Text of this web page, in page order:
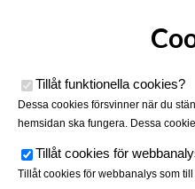
Tillåt funktionella cookies?
Dessa cookies försvinner när du
hemsidan ska fungera. Dessa
Tillåt cookies för
Tillåt cookies för webbanalys som